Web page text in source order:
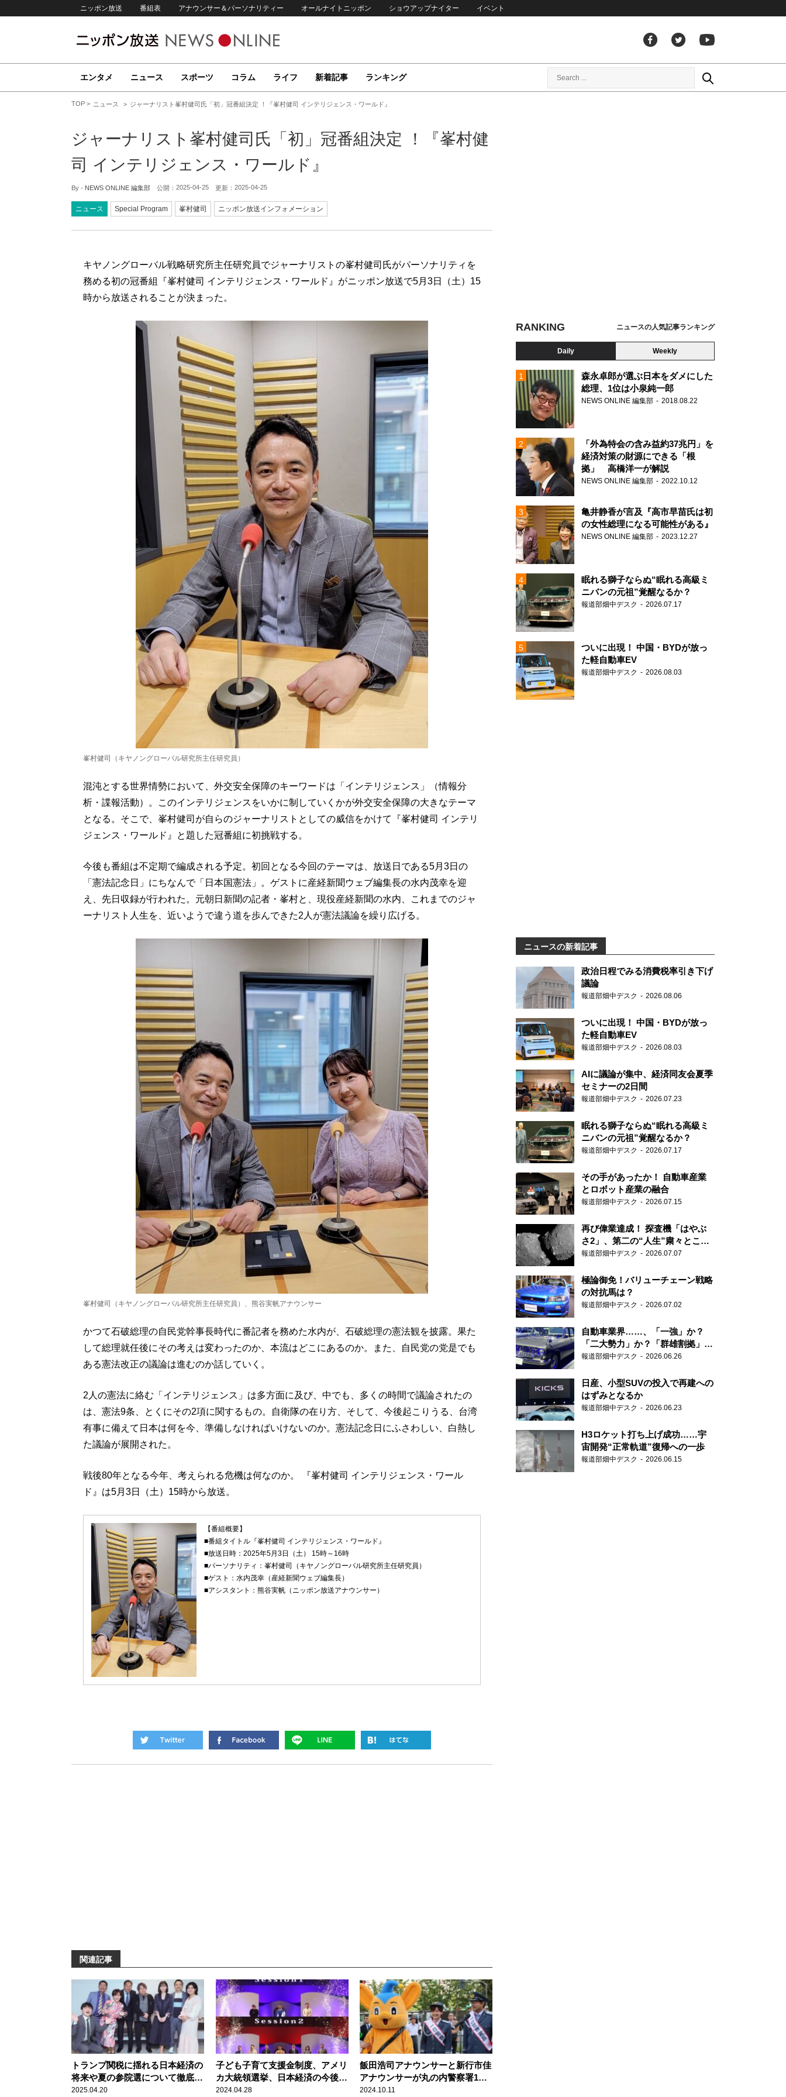
ニッポン放送 番組表 アナウンサー＆パーソナリティー オールナイトニッポン ショウアップナイター イベント
エンタメ ニュース スポーツ コラム ライフ 新着記事 ランキング
TOP ニュース ジャーナリスト峯村健司氏「初」冠番組決定 ！『峯村健司 インテリジェンス・ワールド』
ジャーナリスト峯村健司氏「初」冠番組決定 ！『峯村健
司 インテリジェンス・ワールド』
By - NEWS ONLINE 編集部 公開： 2025-04-25 更新： 2025-04-25
ニュース Special Program 峯村健司 ニッポン放送インフォメーション
キヤノングローバル戦略研究所主任研究員でジャーナリストの峯村健司氏がパーソナリティを
務める初の冠番組『峯村健司 インテリジェンス・ワールド』がニッポン放送で5月3日（土）15
時から放送されることが決まった。
峯村健司（キヤノングローバル研究所主任研究員）
混沌とする世界情勢において、外交安全保障のキーワードは「インテリジェンス」（情報分
析・諜報活動）。このインテリジェンスをいかに制していくかが外交安全保障の大きなテーマ
となる。そこで、峯村健司が自らのジャーナリストとしての威信をかけて『峯村健司 インテリ
ジェンス・ワールド』と題した冠番組に初挑戦する。
今後も番組は不定期で編成される予定。初回となる今回のテーマは、放送日である5月3日の
「憲法記念日」にちなんで「日本国憲法」。ゲストに産経新聞ウェブ編集長の水内茂幸を迎
え、先日収録が行われた。元朝日新聞の記者・峯村と、現役産経新聞の水内、これまでのジャ
ーナリスト人生を、近いようで違う道を歩んできた2人が憲法議論を繰り広げる。
峯村健司（キヤノングローバル研究所主任研究員）、熊谷実帆アナウンサー
かつて石破総理の自民党幹事長時代に番記者を務めた水内が、石破総理の憲法観を披露。果た
して総理就任後にその考えは変わったのか、本流はどこにあるのか。また、自民党の党是でも
ある憲法改正の議論は進むのか話していく。
2人の憲法に絡む「インテリジェンス」は多方面に及び、中でも、多くの時間で議論されたの
は、憲法9条、とくにその2項に関するもの。自衛隊の在り方、そして、今後起こりうる、台湾
有事に備えて日本は何を今、準備しなければいけないのか。憲法記念日にふさわしい、白熱し
た議論が展開された。
戦後80年となる今年、考えられる危機は何なのか。 『峯村健司 インテリジェンス・ワール
ド』は5月3日（土）15時から放送。
【番組概要】
■番組タイトル『峯村健司 インテリジェンス・ワールド』
■放送日時：2025年5月3日（土） 15時～16時
■パーソナリティ：峯村健司（キヤノングローバル研究所主任研究員）
■ゲスト：水内茂幸（産経新聞ウェブ編集長）
■アシスタント：熊谷実帆（ニッポン放送アナウンサー）
関連記事
トランプ関税に揺れる日本経済の
将来や夏の参院選について徹底討
論『飯田浩司のOK！Cozy up！
2025.04.20
子ども子育て支援金制度、アメリ
カ大統領選挙、日本経済の今後
は？ ニッポン最強の論客たちが
2024.04.28
飯田浩司アナウンサーと新行市佳
アナウンサーが丸の内警察署1日
署長に！ 「この街の安心・安全
2024.10.11
RANKING ニュースの人気記事ランキング
Daily Weekly
森永卓郎が選ぶ日本をダメにした
総理、1位は小泉純一郎
NEWS ONLINE 編集部 2018.08.22
「外為特会の含み益約37兆円」を
経済対策の財源にできる「根
拠」 高橋洋一が解説
NEWS ONLINE 編集部 2022.10.12
亀井静香が言及『高市早苗氏は初
の女性総理になる可能性がある』
NEWS ONLINE 編集部 2023.12.27
眠れる獅子ならぬ“眠れる高級ミ
ニバンの元祖”覚醒なるか？
報道部畑中デスク 2026.07.17
ついに出現！ 中国・BYDが放っ
た軽自動車EV
報道部畑中デスク 2026.08.03
ニュースの新着記事
政治日程でみる消費税率引き下げ
議論
報道部畑中デスク 2026.08.06
ついに出現！ 中国・BYDが放っ
た軽自動車EV
報道部畑中デスク 2026.08.03
AIに議論が集中、経済同友会夏季
セミナーの2日間
報道部畑中デスク 2026.07.23
眠れる獅子ならぬ“眠れる高級ミ
ニバンの元祖”覚醒なるか？
報道部畑中デスク 2026.07.17
その手があったか！ 自動車産業
とロボット産業の融合
報道部畑中デスク 2026.07.15
再び偉業達成！ 探査機「はやぶ
さ2」、第二の“人生”粛々とこな
す
報道部畑中デスク 2026.07.07
極論御免！バリューチェーン戦略
の対抗馬は？
報道部畑中デスク 2026.07.02
自動車業界……、「一強」か？
「二大勢力」か？「群雄割拠」
か？
報道部畑中デスク 2026.06.26
日産、小型SUVの投入で再建への
はずみとなるか
報道部畑中デスク 2026.06.23
H3ロケット打ち上げ成功……宇
宙開発“正常軌道”復帰への一歩
報道部畑中デスク 2026.06.15